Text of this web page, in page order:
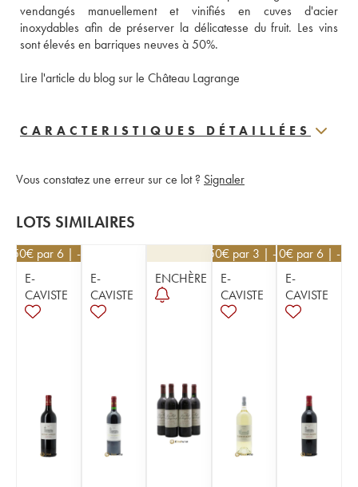
vendangés manuellement et vinifiés en cuves d'acier
inoxydables afin de préserver la délicatesse du fruit. Les vins
sont élevés en barriques neuves à 50%.
Lire l'article du blog sur le Château Lagrange
CARACTERISTIQUES DÉTAILLÉES
Vous constatez une erreur sur ce lot ? Signaler
LOTS SIMILAIRES
€ par 6 | -10%
E-
CAVISTE
E-
CAVISTE
ENCHÈRE
40,50€ par 3 | -10%
E-
CAVISTE
62,10€ par 6 | -
E-
CAVISTE